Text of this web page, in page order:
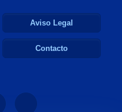
Aviso Legal
Contacto